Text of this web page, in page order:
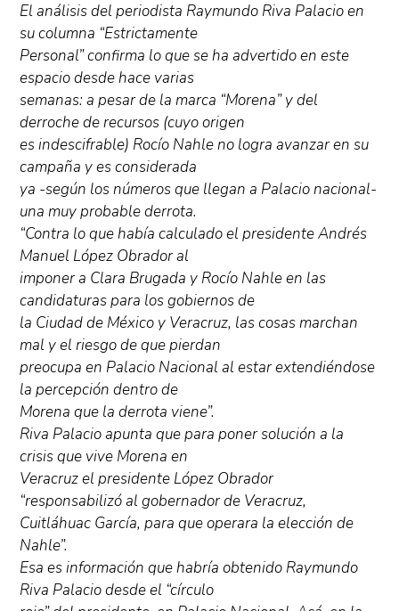
El análisis del periodista Raymundo Riva Palacio en
su columna “Estrictamente
Personal” confirma lo que se ha advertido en este
espacio desde hace varias
semanas: a pesar de la marca “Morena” y del
derroche de recursos (cuyo origen
es indescifrable) Rocío Nahle no logra avanzar en su
campaña y es considerada
ya -según los números que llegan a Palacio nacional-
una muy probable derrota.
“Contra lo que había calculado el presidente Andrés
Manuel López Obrador al
imponer a Clara Brugada y Rocío Nahle en las
candidaturas para los gobiernos de
la Ciudad de México y Veracruz, las cosas marchan
mal y el riesgo de que pierdan
preocupa en Palacio Nacional al estar extendiéndose
la percepción dentro de
Morena que la derrota viene”.
Riva Palacio apunta que para poner solución a la
crisis que vive Morena en
Veracruz el presidente López Obrador
“responsabilizó al gobernador de Veracruz,
Cuitláhuac García, para que operara la elección de
Nahle”.
Esa es información que habría obtenido Raymundo
Riva Palacio desde el “círculo